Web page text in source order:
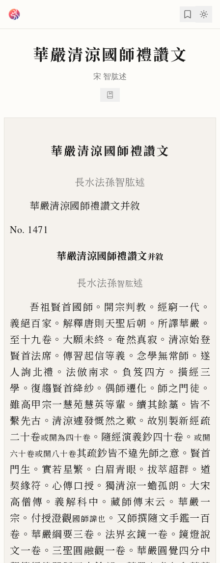
華嚴清涼國師禮讚文
宋 智肱述
華嚴清涼國師禮讚文
長水法孫智肱述
華嚴清涼國師禮讚文并敘
No. 1471
華嚴清涼國師禮讚文并敘
長水法孫智肱述
吾祖賢首國師 。 開宗判教 。 經窮一代 。
義絕百家 。 解釋唐則天聖后朝 。 所譯華嚴 。
至十九卷 。 大願未終 。奄然真寂 。 清凉始登
賢首法席 。 傳習起信等義 。 念學無常師 。 遂
人詢北禮 。 法倣南求 。 負笈四方 。 撗經三
學 。復趨賢首絳紗 。 偶師遷化 。 師之門徒 。
雖高甲宗一慧苑慧英等輩 。 續其餘藁 。 皆不
繫先古 。 清涼遽發慨然之歎 。 故別製新經疏
二十卷或開為四十卷 。 隨經演義鈔四十卷 。 或開
六十卷或開八十卷其疏鈔皆不違先師之意 。 賢首
門生 。 實若星繁 。 白眉青眼 。 拔萃超群 。 道
契緣符 。 心傳口授 。 獨清涼一蟾孤朗 。 大宋
高僧傳 。 義解科中 。 藏師傳末云 。 華嚴一
宗 。 付授澄觀國師諱也 。 又師撰隨文手鑑一百
卷 。 華嚴綱要三卷 。 法界玄鏡一卷 。 鏡燈說
文一卷 。 三聖圓融觀一卷 。 華嚴圓覺四分中